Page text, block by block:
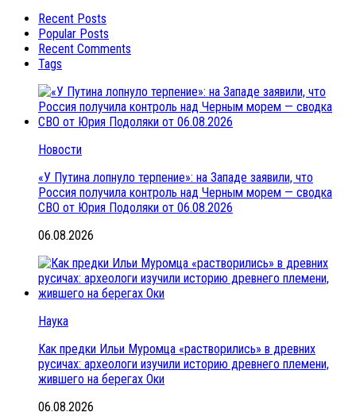
Recent Posts
Popular Posts
Recent Comments
Tags
Новости
«У Путина лопнуло терпение»: на Западе заявили, что
Россия получила контроль над Черным морем — сводка
СВО от Юрия Подоляки от 06.08.2026
06.08.2026
Наука
Как предки Ильи Муромца «растворились» в древних
русичах: археологи изучили историю древнего племени,
жившего на берегах Оки
06.08.2026